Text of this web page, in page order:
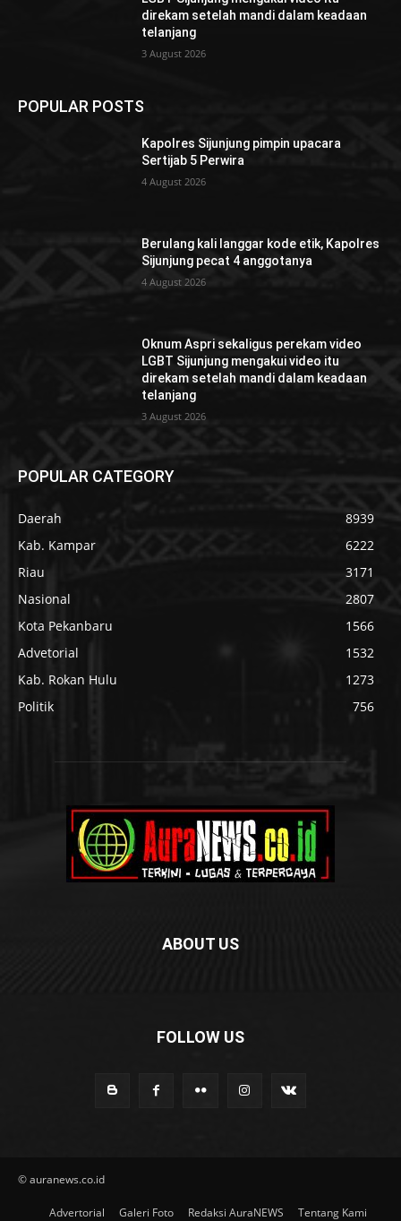
direkam setelah mandi dalam keadaan
telanjang
3 August 2026
POPULAR POSTS
Kapolres Sijunjung pimpin upacara
Sertijab 5 Perwira
4 August 2026
Berulang kali langgar kode etik, Kapolres
Sijunjung pecat 4 anggotanya
4 August 2026
Oknum Aspri sekaligus perekam video
LGBT Sijunjung mengakui video itu
direkam setelah mandi dalam keadaan
telanjang
3 August 2026
POPULAR CATEGORY
Daerah
8939
Kab. Kampar
6222
Riau
3171
Nasional
2807
Kota Pekanbaru
1566
Advetorial
1532
Kab. Rokan Hulu
1273
Politik
756
ABOUT US
FOLLOW US
© auranews.co.id
Advertorial Galeri Foto Redaksi AuraNEWS Tentang Kami